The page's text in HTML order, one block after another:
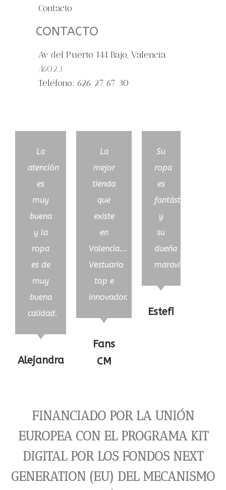
Contacto
CONTACTO
Av del Puerto 144 Bajo, Valencia
46023
Teléfono: 626 27 67 30
La
atención
es
muy
buena
y la
ropa
es de
muy
buena
calidad.
Alejandra
La
mejor
tienda
que
existe
en
Valencia...
Vestuario
top e
innovador.
Fans
CM
Su
ropa
es
fantástica
y
su
dueña
maravillosa!
Estefi
FINANCIADO POR LA UNIÓN
EUROPEA CON EL PROGRAMA KIT
DIGITAL POR LOS FONDOS NEXT
GENERATION (EU) DEL MECANISMO